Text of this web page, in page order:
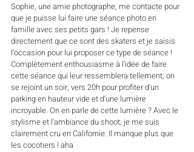
Sophie, une amie photographe, me contacte pour
que je puisse lui faire une séance photo en
famille avec ses petits gars ! Je repense
directement que ce sont des skaters et je saisis
l'occasion pour lui proposer ce type de séance !
Complètement enthousiasme à l'idée de faire
cette séance qui leur ressemblera tellement, on
se rejoint un soir, vers 20h pour profiter d'un
parking en hauteur vide et d'une lumière
incroyable. On en parle de cette lumière ? Avec le
stylisme et l'ambiance du shoot, je me suis
clairement cru en Californie. Il manque plus que
les cocotiers ! aha